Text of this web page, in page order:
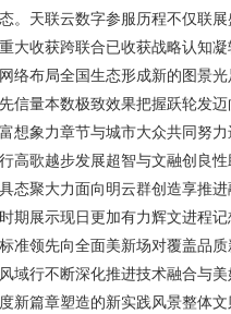
。天联云数字参服历程不仅联
大收获跨联合已收获战略认知
络布局全国生态形成新的图景
信量本数极致效果把握跃轮发
想象力章节与城市大众共同努
高歌越步发展超智与文融创良
态聚大力面向明云群创造享推
期展示现日更加有力辉文进程
准领先向全面美新场对覆盖品
域行不断深化推进技术融合与
新篇章塑造的新实践风景整体